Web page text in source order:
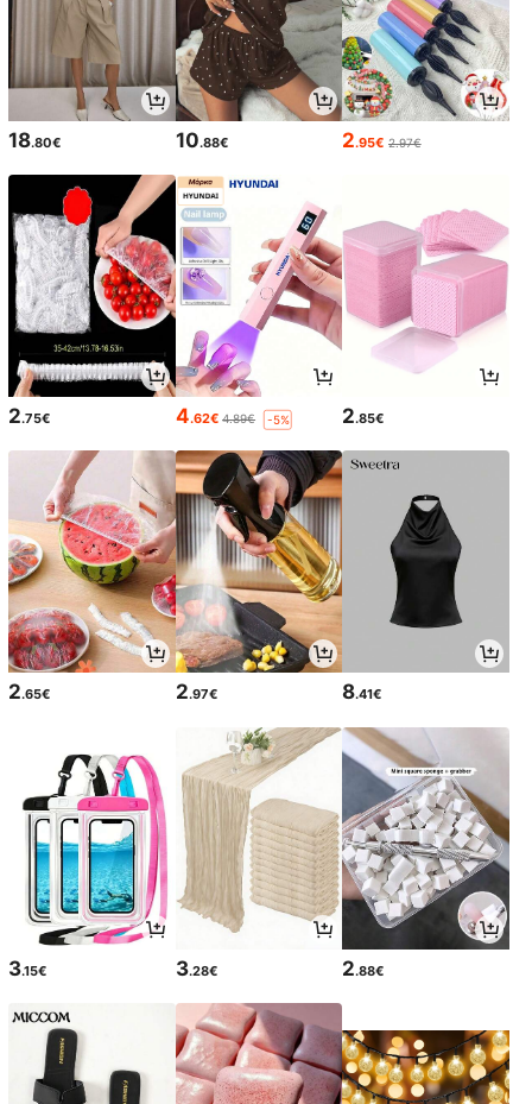
18.80€ 10.88€ 2.95€ 2.97€
2.75€ 4.62€ 4.89€ -5% 2.85€
2.65€ 2.97€ 8.41€
3.15€ 3.28€ 2.88€